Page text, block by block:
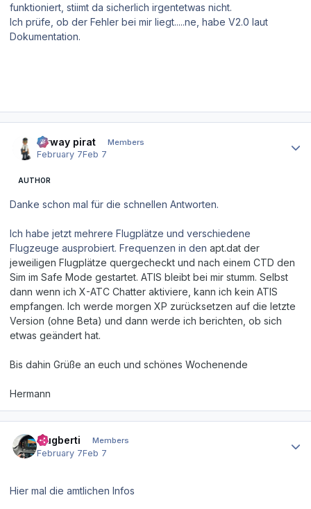
funktioniert, stiimt da sicherlich irgentetwas nicht.
Ich prüfe, ob der Fehler bei mir liegt.....ne, habe V2.0 laut
Dokumentation.
airway pirat Members
February 7Feb 7
AUTHOR
Danke schon mal für die schnellen Antworten.
Ich habe jetzt mehrere Flugplätze und verschiedene
Flugzeuge ausprobiert. Frequenzen in den apt.dat der
jeweiligen Flugplätze quergecheckt und nach einem CTD den
Sim im Safe Mode gestartet. ATIS bleibt bei mir stumm. Selbst
dann wenn ich X-ATC Chatter aktiviere, kann ich kein ATIS
empfangen. Ich werde morgen XP zurücksetzen auf die letzte
Version (ohne Beta) und dann werde ich berichten, ob sich
etwas geändert hat.
Bis dahin Grüße an euch und schönes Wochenende
Hermann
Flugberti Members
February 7Feb 7
Hier mal die amtlichen Infos